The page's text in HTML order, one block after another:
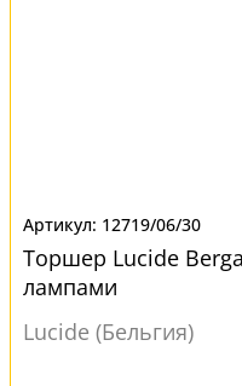
12719/06/30
Торшер Lucide
лампами
Lucide (Бельгия)